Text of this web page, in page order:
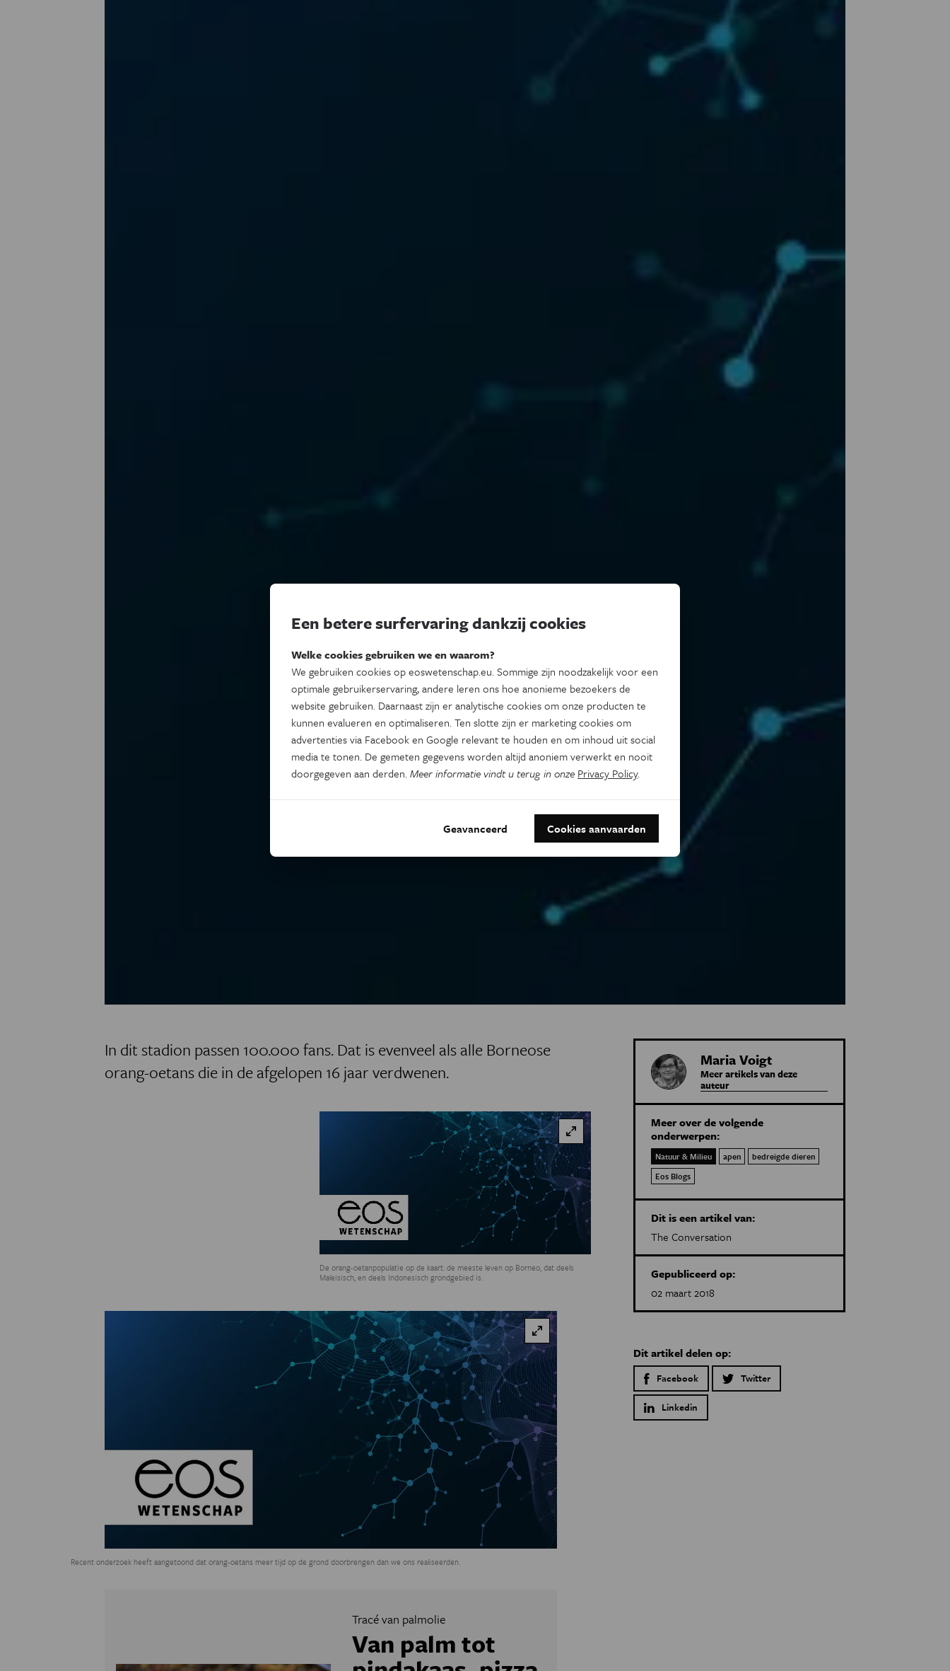
In dit stadion passen 100.000 fans. Dat is evenveel als alle Borneose
orang-oetans die in de afgelopen 16 jaar verdwenen.
De orang-oetanpopulatie op de kaart: de meeste leven op Borneo, dat deels
Maleisisch, en deels Indonesisch grondgebied is.
Recent onderzoek heeft aangetoond dat orang-oetans meer tijd op de grond doorbrengen dan we ons realiseerden.
Tracé van palmolie
Van palm tot
Maria Voigt
Meer artikels van deze
auteur
Meer over de volgende
onderwerpen:
Natuur & Milieu apen
bedreigde dieren
Eos Blogs
Dit is een artikel van:
The Conversation
Gepubliceerd op:
02 maart 2018
Dit artikel delen op:
Facebook Twitter
Linkedin
Een betere surfervaring dankzij cookies
Welke cookies gebruiken we en waarom?
We gebruiken cookies op eoswetenschap.eu. Sommige zijn noodzakelijk voor een
optimale gebruikerservaring, andere leren ons hoe anonieme bezoekers de
website gebruiken. Daarnaast zijn er analytische cookies om onze producten te
kunnen evalueren en optimaliseren. Ten slotte zijn er marketing cookies om
advertenties via Facebook en Google relevant te houden en om inhoud uit social
media te tonen. De gemeten gegevens worden altijd anoniem verwerkt en nooit
doorgegeven aan derden.Meer informatie vindt u terug in onze Privacy Policy.
Geavanceerd Cookies aanvaarden